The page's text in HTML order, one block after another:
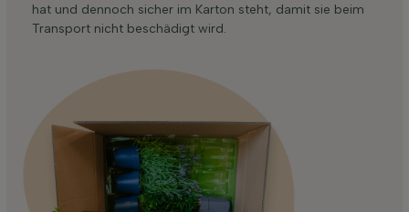
hat und dennoch sicher im Karton steht, damit sie beim
Transport nicht beschädigt wird.